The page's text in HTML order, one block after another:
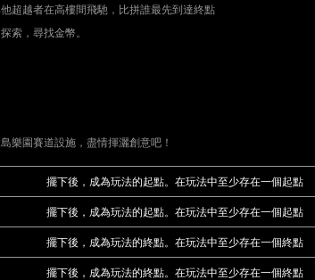
超越者在高樓間飛馳，比拼誰最先到達終點
索，尋找金幣。
樂園賽道設施，盡情揮灑創意吧！
擺下後，成為玩法的起點。在玩法中至少存在一個起點
擺下後，成為玩法的起點。在玩法中至少存在一個起點
擺下後，成為玩法的終點。在玩法中至少存在一個終點
擺下後，成為玩法的終點。在玩法中至少存在一個終點